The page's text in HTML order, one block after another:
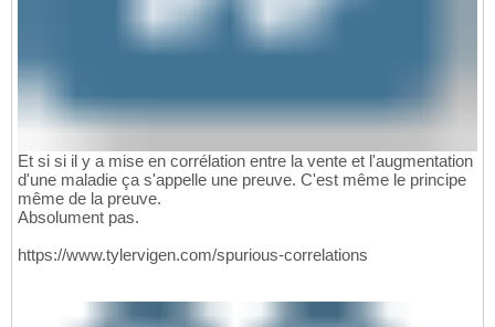
Et si si il y a mise en corrélation entre la vente et l'augmentation
d'une maladie ça s'appelle une preuve. C'est même le principe
même de la preuve.
Absolument pas.
https://www.tylervigen.com/spurious-correlations